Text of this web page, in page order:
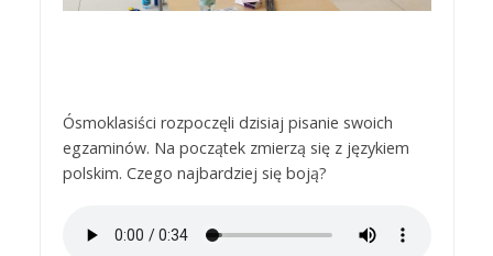
Ósmoklasiści rozpoczęli dzisiaj pisanie swoich
egzaminów. Na początek zmierzą się z językiem
polskim. Czego najbardziej się boją?